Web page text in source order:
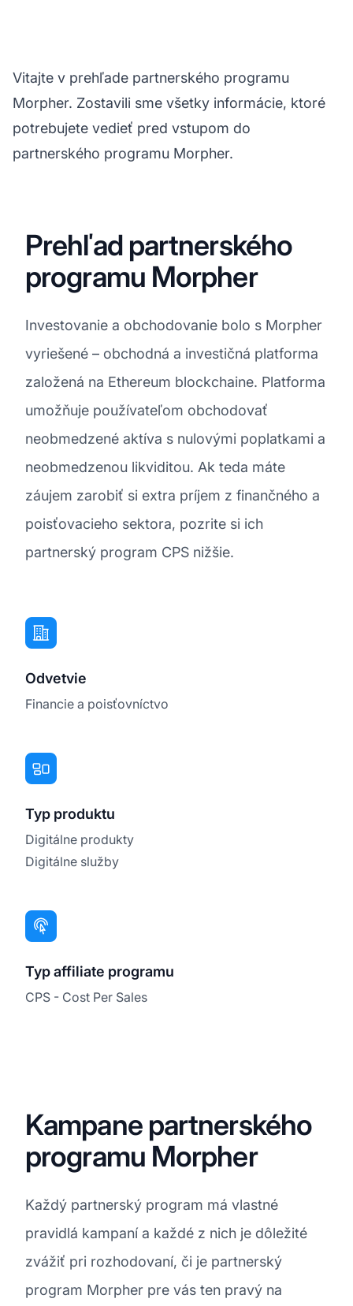
Vitajte v prehľade partnerského programu
Morpher. Zostavili sme všetky informácie, ktoré
potrebujete vedieť pred vstupom do
partnerského programu Morpher.
Prehľad partnerského
programu Morpher
Investovanie a obchodovanie bolo s Morpher
vyriešené – obchodná a investičná platforma
založená na Ethereum blockchaine. Platforma
umožňuje používateľom obchodovať
neobmedzené aktíva s nulovými poplatkami a
neobmedzenou likviditou. Ak teda máte
záujem zarobiť si extra príjem z finančného a
poisťovacieho sektora, pozrite si ich
partnerský program CPS nižšie.
Odvetvie
Financie a poisťovníctvo
Typ produktu
Digitálne produkty
Digitálne služby
Typ affiliate programu
CPS - Cost Per Sales
Kampane partnerského
programu Morpher
Každý partnerský program má vlastné
pravidlá kampaní a každé z nich je dôležité
zvážiť pri rozhodovaní, či je partnerský
program Morpher pre vás ten pravý na